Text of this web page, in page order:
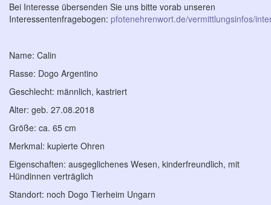
Bei Interesse übersenden Sie uns bitte vorab unseren
Interessentenfragebogen: pfotenehrenwort.de/vermittlungsinfos/
Name: Calin
Rasse: Dogo Argentino
Geschlecht: männlich, kastriert
Alter: geb. 27.08.2018
Größe: ca. 65 cm
Merkmal: kupierte Ohren
Eigenschaften: ausgeglichenes Wesen, kinderfreundlich, mit
Hündinnen verträglich
Standort: noch Dogo Tierheim Ungarn